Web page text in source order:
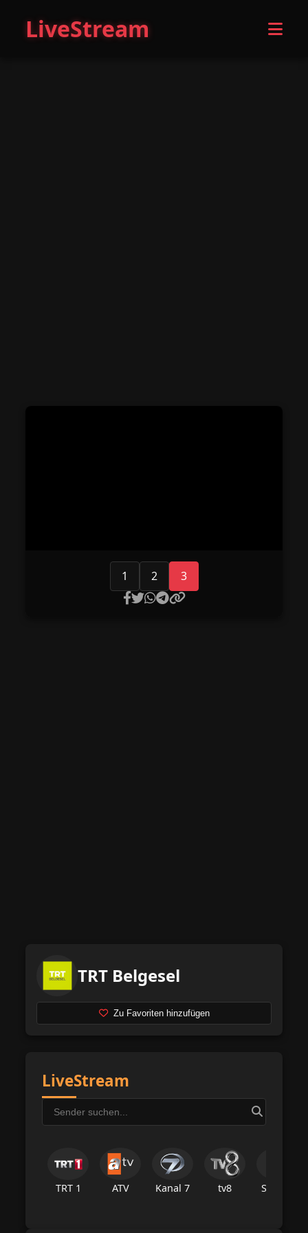
LiveStream
1 2 3
TRT Belgesel
Zu Favoriten hinzufügen
LiveStream
TRT 1 ATV Kanal 7 tv8 Star Tv